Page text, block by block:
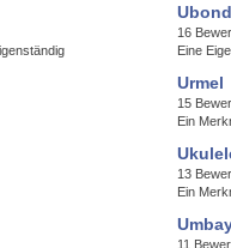
16
Eine
Urmel
15
Ein
13
Ein
11